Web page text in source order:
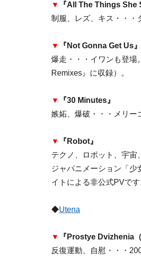
▼
『All The Things She
制服、レズ、キス・・・
▼
『Not Gonna Get Us』
爆走・・・イワンも登場
Remixes』に収録）。
▼
『30 Minutes』
嫉妬、爆破・・・メリー
▼
『Robot』
テクノ、ロポット、宇宙
ジャパニメーション「
イトによる非公式PVで
◆Utena
▼
『Prostye Dvizhenia
反復運動、自慰・・・